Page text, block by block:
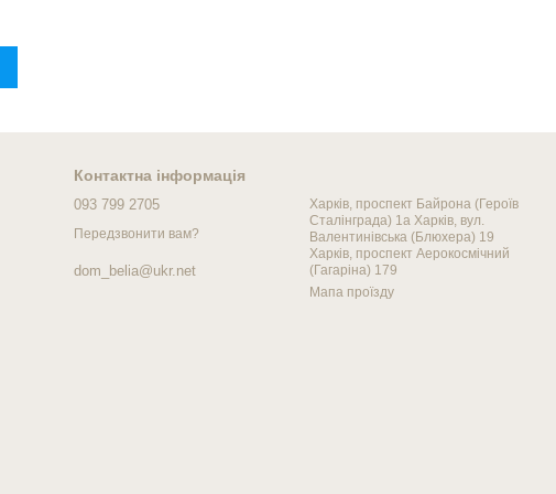
Контактна інформація
093 799 2705
Передзвонити вам?
dom_belia@ukr.net
Харків, проспект Байрона (Героїв
Сталінграда) 1а Харків, вул.
Валентинівська (Блюхера) 19
Харків, проспект Аерокосмічний
(Гагаріна) 179
Мапа проїзду